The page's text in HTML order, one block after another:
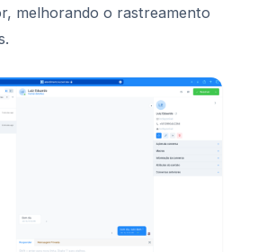
melhorando o rastreamento